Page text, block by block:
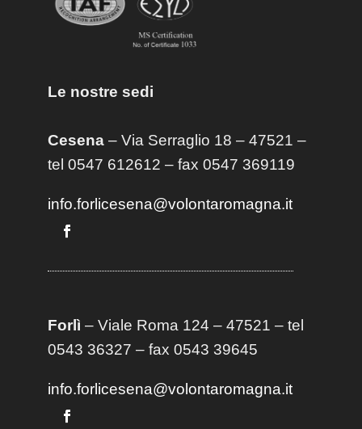
Le nostre sedi
Cesena– Via Serraglio 18 – 47521 –
tel 0547 612612 – fax 0547 369119
info.forlicesena@volontaromagna.it
Forlì – Viale Roma 124 – 47521 – tel
0543 36327 – fax 0543 39645
info.forlicesena@volontaromagna.it